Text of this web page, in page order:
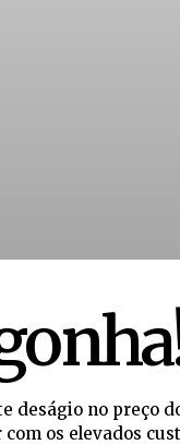
deságio no preço
os elevados